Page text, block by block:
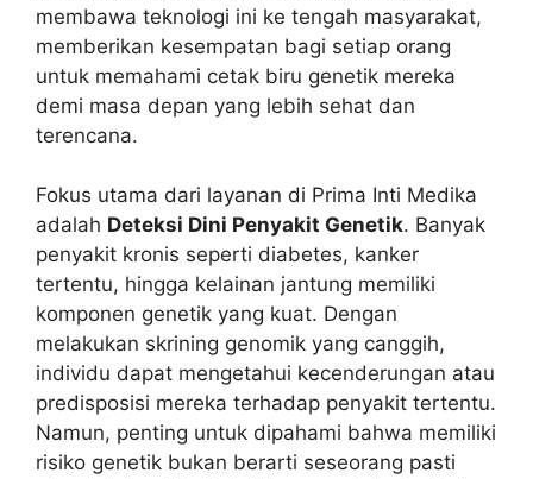
membawa teknologi ini ke tengah masyarakat,
memberikan kesempatan bagi setiap orang
untuk memahami cetak biru genetik mereka
demi masa depan yang lebih sehat dan
terencana.
Fokus utama dari layanan di Prima Inti Medika
adalah Deteksi Dini Penyakit Genetik. Banyak
penyakit kronis seperti diabetes, kanker
tertentu, hingga kelainan jantung memiliki
komponen genetik yang kuat. Dengan
melakukan skrining genomik yang canggih,
individu dapat mengetahui kecenderungan atau
predisposisi mereka terhadap penyakit tertentu.
Namun, penting untuk dipahami bahwa memiliki
risiko genetik bukan berarti seseorang pasti